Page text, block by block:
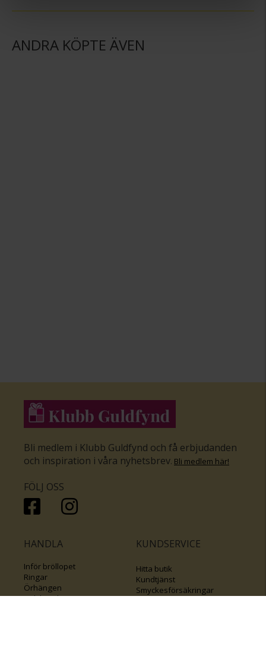
ANDRA KÖPTE ÄVEN
Bli medlem i Klubb Guldfynd och få erbjudanden
och inspiration i våra nyhetsbrev. Bli medlem här!
FÖLJ OSS
HANDLA
Inför bröllopet
Ringar
Örhängen
Halsband
KUNDSERVICE
Hitta butik
Kundtjänst
Smyckesförsäkringar